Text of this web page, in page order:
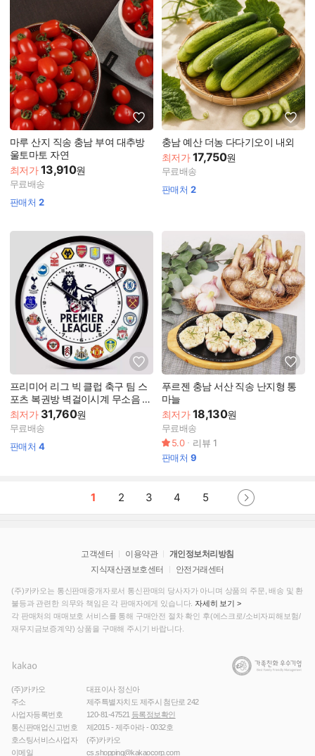
마루 산지 직송 충남 부여 대추방
울토마토 자연
최저가 13,910원
무료배송
판매처 2
충남 예산 더농 다다기오이 내외
최저가 17,750원
무료배송
판매처 2
프리미어 리그 빅 클럽 축구 팀 스
포츠 복권방 벽걸이시계 무소음 아
날로그 EPL
최저가 31,760원
무료배송
판매처 4
푸르젠 충남 서산 직송 난지형 통
마늘
최저가 18,130원
무료배송
5.0
리뷰 1
판매처 9
1 2 3 4 5
고객센터 이용약관
개인정보처리방침
지식재산권보호센터
안전거래센터
(주)카카오는 통신판매중개자로서 통신판매의 당사자가 아니며 상품의 주문, 배송 및 환
불등과 관련한 의무와 책임은 각 판매자에게 있습니다. 자세히 보기 >
각 판매처의 매매보호 서비스를 통해 구매안전 절차 확인 후(에스크로/소비자피해보험/
재무지금보증계약) 상품을 구매해 주시기 바랍니다.
(주)카카오
대표이사 정신아
주소
제주특별자치도 제주시 첨단로 242
사업자등록번호
120-81-47521 등록정보확인
통신판매업신고번호
제2015 - 제주아라 - 0032호
호스팅서비스사업자
(주)카카오
이메일
cs.shopping@kakaocorp.com